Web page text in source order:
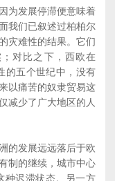
发展停滞便意味着
我们已叙述过柏柏尔
灾难性的结果。它们
对比之下，西欧在
的五个世纪中，没有
以痛苦的奴隶贸易这
减少了广大地区的人
发展远远落后于欧
制的继续，城市中心
种迟滞状态。另一方